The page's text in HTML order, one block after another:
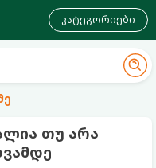
კატეგორიები
თუ არა